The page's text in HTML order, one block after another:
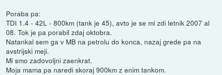
Poraba pa:
TDI 1.4 - 42L - 800km (tank je 45), avto je se mi zdi letnik 2007 al
08. Tok je pa porabil zdaj oktobra.
Natankal sem ga v MB na petrolu do konca, nazaj grede pa na
avstrijski meji.
Mi smo zadovoljni zaenkrat.
Moja mama pa naredi skoraj 900km z enim tankom.